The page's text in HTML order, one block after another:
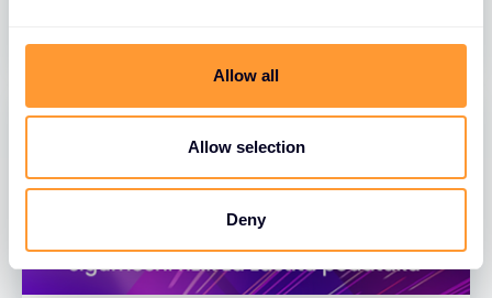
Allow all
Allow selection
Deny